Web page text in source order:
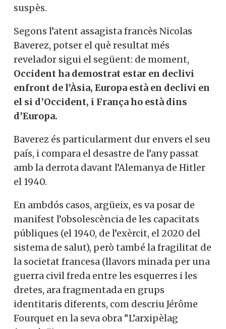
suspès.
Segons l’atent assagista francès Nicolas
Baverez, potser el què resultat més
revelador sigui el següent: de moment,
Occident ha demostrat estar en declivi
enfront de l’Àsia, Europa està en declivi en
el si d’Occident, i França ho està dins
d’Europa.
Baverez és particularment dur envers el seu
país, i compara el desastre de l’any passat
amb la derrota davant l’Alemanya de Hitler
el 1940.
En ambdós casos, argüeix, es va posar de
manifest l’obsolescència de les capacitats
públiques (el 1940, de l’exèrcit, el 2020 del
sistema de salut), però també la fragilitat de
la societat francesa (llavors minada per una
guerra civil freda entre les esquerres i les
dretes, ara fragmentada en grups
identitaris diferents, com descriu Jérôme
Fourquet en la seva obra “L’arxipèlag